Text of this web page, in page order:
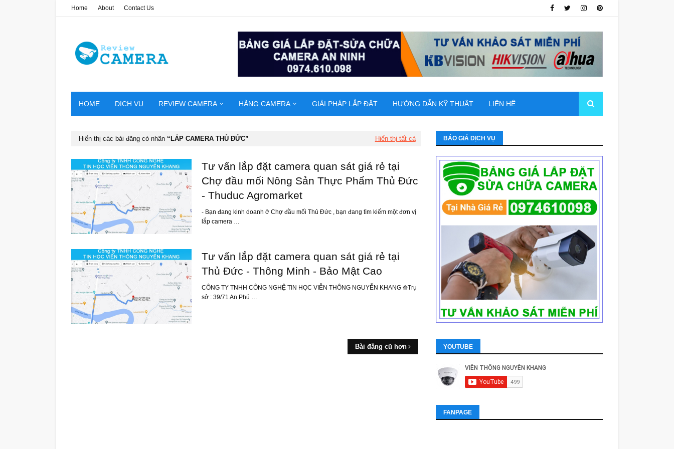
Home About Contact Us
HOME DỊCH VỤ REVIEW CAMERA HÃNG CAMERA GIẢI PHÁP LẮP ĐẶT HƯỚNG DẪN KỸ THUẬT LIÊN HỆ
Hiển thị các bài đăng có nhãn LẮP CAMERA THỦ ĐỨC Hiển thị tất cả
Tư vấn lắp đặt camera quan sát giá rẻ tại
Chợ đầu mối Nông Sản Thực Phẩm Thủ Đức
- Thuduc Agromarket
- Bạn đang kinh doanh ở Chợ đầu mối Thủ Đức , bạn đang tìm kiếm một đơn vị
lắp camera …
Tư vấn lắp đặt camera quan sát giá rẻ tại
Thủ Đức - Thông Minh - Bảo Mật Cao
CÔNG TY TNHH CÔNG NGHỆ TIN HỌC VIỄN THÔNG NGUYỄN KHANG ⟰Trụ
sở : 39/71 An Phú …
Bài đăng cũ hơn
BÁO GIÁ DỊCH VỤ
YOUTUBE
FANPAGE